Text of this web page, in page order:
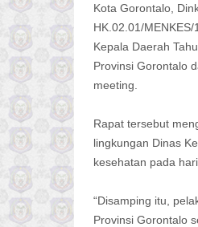
Kota Gorontalo,
HK.02.01/
Kepala Daerah
Provinsi Gorontalo
meeting.
Rapat tersebut
lingkungan Dinas
kesehatan pada
“Disamping itu,
Provinsi Gorontalo